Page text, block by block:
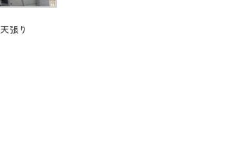
張り